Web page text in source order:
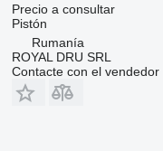
Precio a consultar
Pistón
Rumanía
ROYAL DRU SRL
Contacte con el vendedor